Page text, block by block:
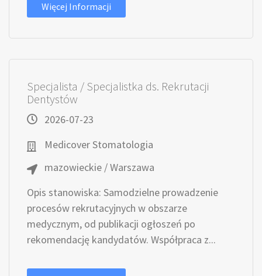
Więcej Informacji
Specjalista / Specjalistka ds. Rekrutacji
Dentystów
2026-07-23
Medicover Stomatologia
mazowieckie / Warszawa
Opis stanowiska: Samodzielne prowadzenie
procesów rekrutacyjnych w obszarze
medycznym, od publikacji ogłoszeń po
rekomendację kandydatów. Współpraca z...